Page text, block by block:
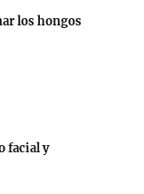
los hongos
facial y